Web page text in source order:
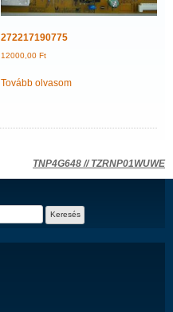
272217190775
12000,00 Ft
Tovább olvasom
TNP4G648 // TZRNP01WUWE